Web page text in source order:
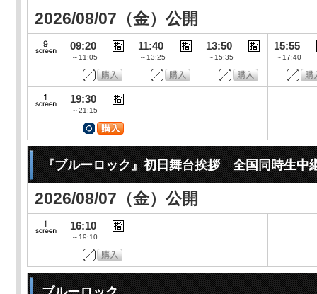
2026/08/07（金）公開
09:20
～11:05
11:40
～13:25
13:50
～15:35
15:55
～17:40
19:30
～21:15
『ブルーロック』初日舞台挨拶 全国同時生中
2026/08/07（金）公開
16:10
～19:10